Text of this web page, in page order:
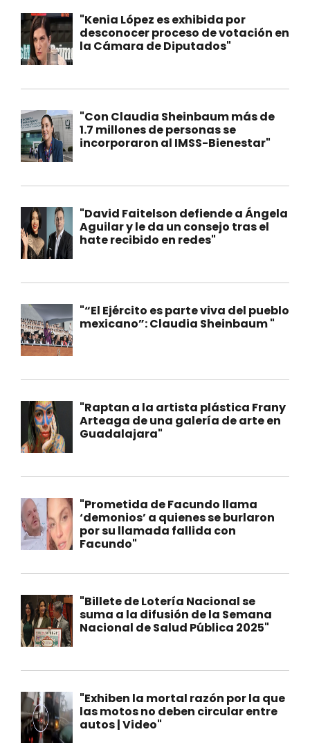
"Kenia López es exhibida por
desconocer proceso de votación en
la Cámara de Diputados"
"Con Claudia Sheinbaum más de
1.7 millones de personas se
incorporaron al IMSS-Bienestar"
"David Faitelson defiende a Ángela
Aguilar y le da un consejo tras el
hate recibido en redes"
"“El Ejército es parte viva del pueblo
mexicano”: Claudia Sheinbaum "
"Raptan a la artista plástica Frany
Arteaga de una galería de arte en
Guadalajara"
"Prometida de Facundo llama
‘demonios’ a quienes se burlaron
por su llamada fallida con
Facundo"
"Billete de Lotería Nacional se
suma a la difusión de la Semana
Nacional de Salud Pública 2025"
"Exhiben la mortal razón por la que
las motos no deben circular entre
autos | Video"